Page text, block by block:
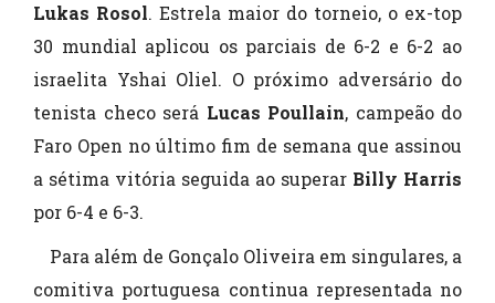
Lukas Rosol. Estrela maior do torneio, o ex-top
30 mundial aplicou os parciais de 6-2 e 6-2 ao
israelita Yshai Oliel. O próximo adversário do
tenista checo será Lucas Poullain, campeão do
Faro Open no último fim de semana que assinou
a sétima vitória seguida ao superar Billy Harris
por 6-4 e 6-3.
Para além de Gonçalo Oliveira em singulares, a
comitiva portuguesa continua representada no